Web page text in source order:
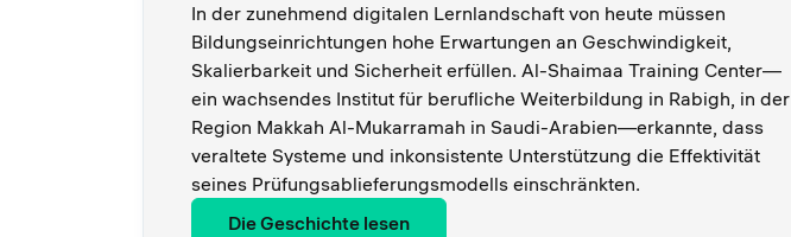
In der zunehmend digitalen Lernlandschaft von heute müssen
Bildungseinrichtungen hohe Erwartungen an Geschwindigkeit,
Skalierbarkeit und Sicherheit erfüllen. Al-Shaimaa Training Center—
ein wachsendes Institut für berufliche Weiterbildung in Rabigh, in der
Region Makkah Al-Mukarramah in Saudi-Arabien—erkannte, dass
veraltete Systeme und inkonsistente Unterstützung die Effektivität
seines Prüfungsablieferungsmodells einschränkten.
Die Geschichte lesen